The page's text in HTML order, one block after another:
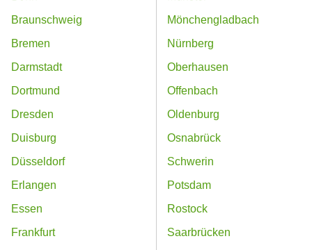
Braunschweig
Bremen
Darmstadt
Dortmund
Dresden
Duisburg
Düsseldorf
Erlangen
Essen
Frankfurt
Mönchengladbach
Nürnberg
Oberhausen
Offenbach
Oldenburg
Osnabrück
Schwerin
Potsdam
Rostock
Saarbrücken